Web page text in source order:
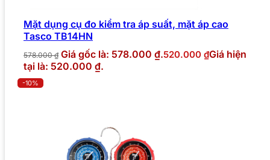
Mặt dụng cụ đo kiểm tra áp suất, mặt áp cao
Tasco TB14HN
578.000₫ Giá gốc là: 578.000 ₫.520.000 ₫Giá hiện
tại là: 520.000 ₫.
-10%